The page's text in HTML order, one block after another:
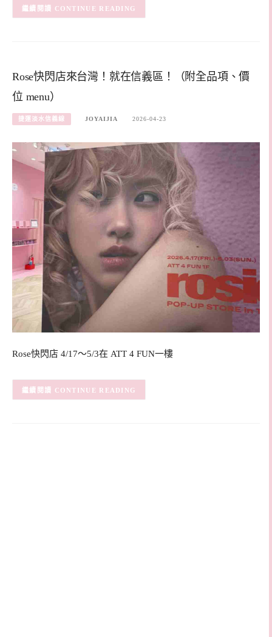
CONTINUE READING
Rose快閃店來台灣！就在信義區！（附全品項、價
位 menu）
捷運淡水信義線 JOYAIJIA 2026-04-23
Rose快閃店 4/17～5/3在 ATT 4 FUN一樓
CONTINUE READING